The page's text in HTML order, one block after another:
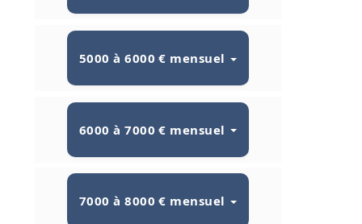
5000 à 6000 € mensuel
6000 à 7000 € mensuel
7000 à 8000 € mensuel